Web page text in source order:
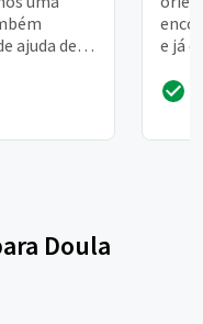
ajuda de
e já
Doula